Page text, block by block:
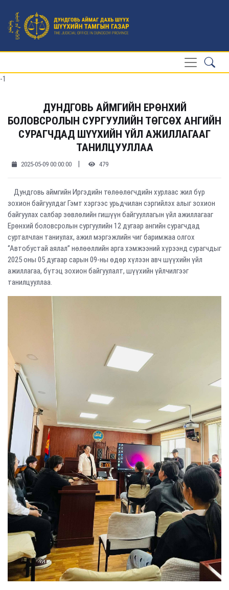
-1
ДУНДГОВЬ АЙМГИЙН ЕРӨНХИЙ
БОЛОВСРОЛЫН СУРГУУЛИЙН ТӨГСӨХ АНГИЙН
СУРАГЧДАД ШҮҮХИЙН ҮЙЛ АЖИЛЛАГААГ
ТАНИЛЦУУЛЛАА
2025-05-09 00:00:00 | 479
Дундговь аймгийн Иргэдийн төлөөлөгчдийн хурлаас жил бүр
зохион байгуулдаг Гэмт хэргээс урьдчилан сэргийлэх алыг зохион
байгуулах салбар зөвлөлийн гишүүн байгууллагын үйл ажиллагааг
Ерөнхий боловсролын сургуулийн 12 дугаар ангийн сурагчдад
сурталчлан таниулах, ажил мэргэжлийн чиг баримжаа олгох
‘’Автобустай аялал’’ нөлөөллийн арга хэмжээний хүрээнд сурагчдыг
2025 оны 05 дугаар сарын 09-ны өдөр хүлээн авч шүүхийн үйл
ажиллагаа, бүтэц зохион байгуулалт, шүүхийн үйлчилгээг
танилцууллаа.